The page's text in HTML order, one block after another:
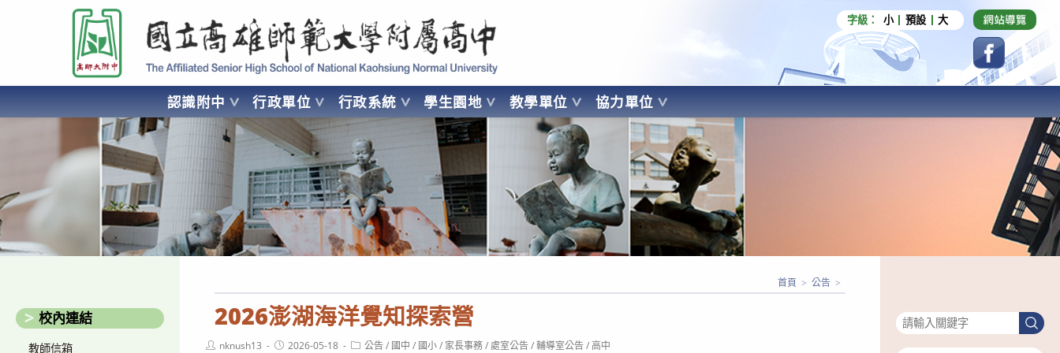
要
容
國立高雄師範大學附屬高級中學 Affiliated Senior High School of National Kaohsiung Normal University
字級： 小 預設 大
認識附中 行政單位 行政系統 學生園地 教學單位 協力單位
AFFILIATED SENIOR HIGH SCHOOL OF NATIONAL KAOHSIUNG NORMAL UNIVERSITY
2026澎湖海洋覺知探索營
首頁 > 公告 >
Postnknush13
Post2026-05-18
Post公告 / 國中 / 國小 / 家長事務 / 處室公告 / 輔導室公告 / 高中
校內連結
教師信箱
搜
尋